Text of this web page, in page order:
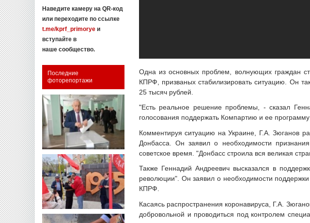
Наведите камеру на QR-код
или переходите по ссылке
t.me/kprf_primorye и
вступайте в
наше сообщество.
Последние
фоторепортажи
Одна из основных проблем, волнующих граждан
КПРФ, призваных стабилизировать ситуацию. Он
25 тысяч рублей.
"Есть реальное решение проблемы, - сказал
голосования поддержать Компартию и ее программу
Комментируя ситуацию на Украине, Г.А. Зюганов
Донбасса. Он заявил о необходимости
советское время. "Донбасс строила вся великая
Также Геннадий Андреевич высказался в
революции". Он заявил о необходимости
КПРФ.
Касаясь распространения коронавируса, Г.А.
добровольной и проводиться под контролем